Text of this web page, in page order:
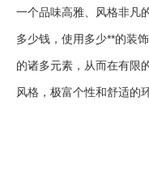
一个品味高雅、风格非凡
多少钱，使用多少**的装
的诸多元素，从而在有限
风格，极富个性和舒适的